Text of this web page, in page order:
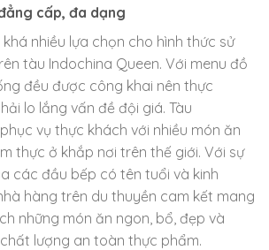
cấp, đa dạng
nhiều lựa chọn cho hình thức sử
tàu Indochina Queen. Với menu đồ
đều được công khai nên thực
lo lắng vấn đề đội giá. Tàu
vụ thực khách với nhiều món ăn
thực ở khắp nơi trên thế giới. Với sự
các đầu bếp có tên tuổi và kinh
hàng trên du thuyền cam kết mang
những món ăn ngon, bổ, đẹp và
lượng an toàn thực phẩm.